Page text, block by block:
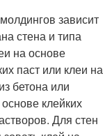
зависит
стена и типа
на основе
паст или клеи на
бетона или
клейких
Для стен